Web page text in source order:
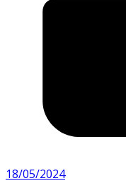
18/05/2024